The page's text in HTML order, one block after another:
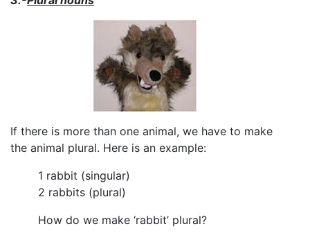
If there is more than one animal, we have to make
the animal plural. Here is an example:
1 rabbit (singular)
2 rabbits (plural)
How do we make ‘rabbit’ plural?